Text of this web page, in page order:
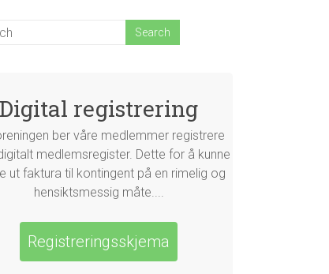
Digital registrering
ber våre medlemmer registrere
medlemsregister. Dette for å kunne
ut faktura til kontingent på en rimelig og
hensiktsmessig måte....
Registreringsskjema